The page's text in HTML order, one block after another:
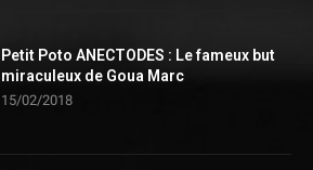
Petit Poto ANECTODES : Le fameux but
miraculeux de Goua Marc
15/02/2018